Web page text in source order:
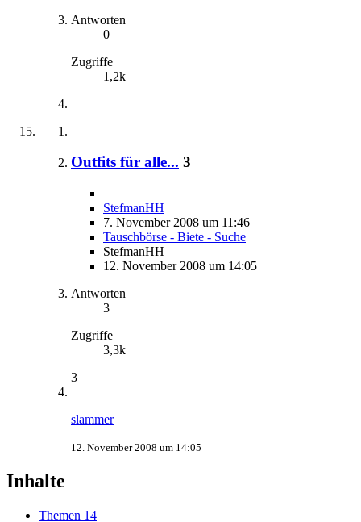
Antworten
0
Zugriffe
1,2k
Outfits für alle... 3
StefmanHH
7. November 2008 um 11:46
Tauschbörse - Biete - Suche
StefmanHH
12. November 2008 um 14:05
Antworten
3
Zugriffe
3,3k
3
slammer
12. November 2008 um 14:05
Inhalte
Themen 14